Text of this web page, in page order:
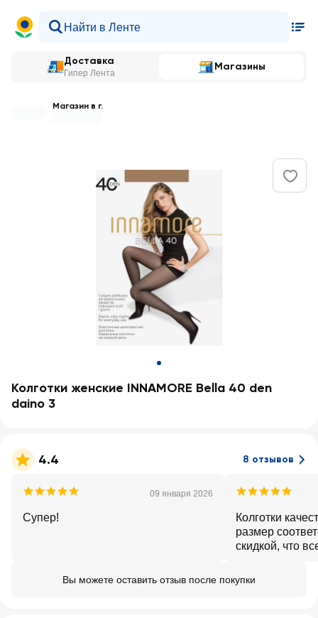
Доставка
Гипер Лента
Магазины
Магазин в г.
Колготки женские INNAMORE Bella 40 den
daino 3
4.4 8 отзывов
09 января 2026
Супер!
Колготки
размер
скидкой, что
Вы можете оставить отзыв после покупки